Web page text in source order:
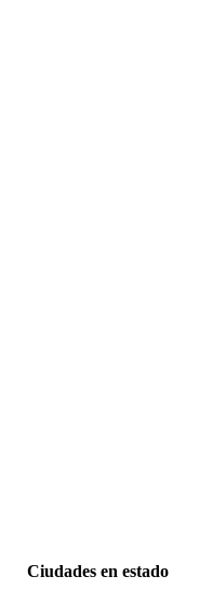
Ciudades en estado